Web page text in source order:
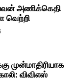
அணிக்​கெ​தி​
வெற்றி
முன்​மா​திரி​யாக
விவிஎஸ்